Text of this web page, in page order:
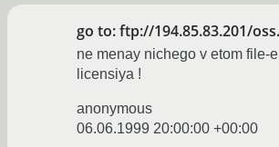
go to: ftp://194.85.83.201/
ne menay nichego v etom file-
licensiya !
anonymous
06.06.1999 20:00:00 +00:00